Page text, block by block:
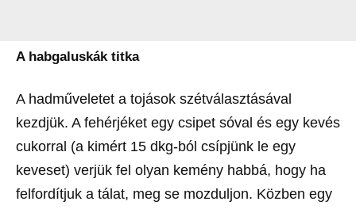
A habgaluskák titka
A hadműveletet a tojások szétválasztásával
kezdjük. A fehérjéket egy csipet sóval és egy kevés
cukorral (a kimért 15 dkg-ból csípjünk le egy
keveset) verjük fel olyan kemény habbá, hogy ha
felfordítjuk a tálat, meg se mozduljon. Közben egy